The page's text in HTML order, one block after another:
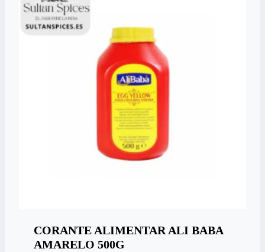
CORANTE ALIMENTAR ALI BABA
AMARELO 500G